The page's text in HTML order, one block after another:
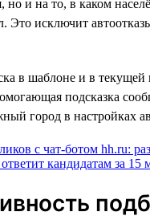
но и на то, в каком
Это исключит
в шаблоне и в текущей
подсказка
город в настройках